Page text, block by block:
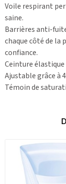
Voile respirant
saine.
Barrières anti-
chaque côté de
confiance.
Ceinture
Ajustable grâce à
Témoin de